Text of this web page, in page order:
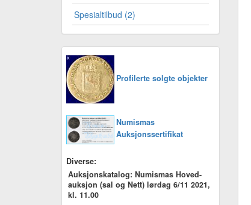
Spesialtilbud (2)
Profilerte solgte objekter
Numismas
Auksjonssertifikat
Diverse:
Auksjonskatalog: Numismas Hoved-
auksjon (sal og Nett) lørdag 6/11 2021,
kl. 11.00